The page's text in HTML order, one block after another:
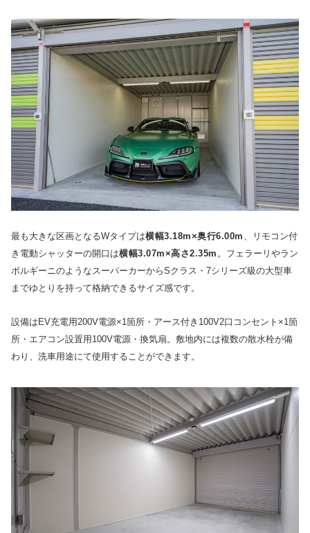
最も大きな区画となるWタイプは横幅3.18m×奥行6.00m
、リモコン付
き電動シャッターの開口は横幅3.07m×高さ2.35m 。フェラーリやラン
ボルギーニのようなスーパーカーからSクラス・7シリーズ級の大型車
までゆとりを持って格納できるサイズ感です。
設備はEV充電用200V電源×1箇所・アース付き100V2口コンセント×1箇
所・エアコン設置用100V電源・換気扇。敷地内には複数の散水栓が備
わり、洗車用途にて使用することができます。